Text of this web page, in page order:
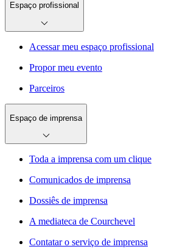
Espaço profissional
Acessar meu espaço profissional
Propor meu evento
Parceiros
Espaço de imprensa
Toda a imprensa com um clique
Comunicados de imprensa
Dossiês de imprensa
A mediateca de Courchevel
Contatar o serviço de imprensa